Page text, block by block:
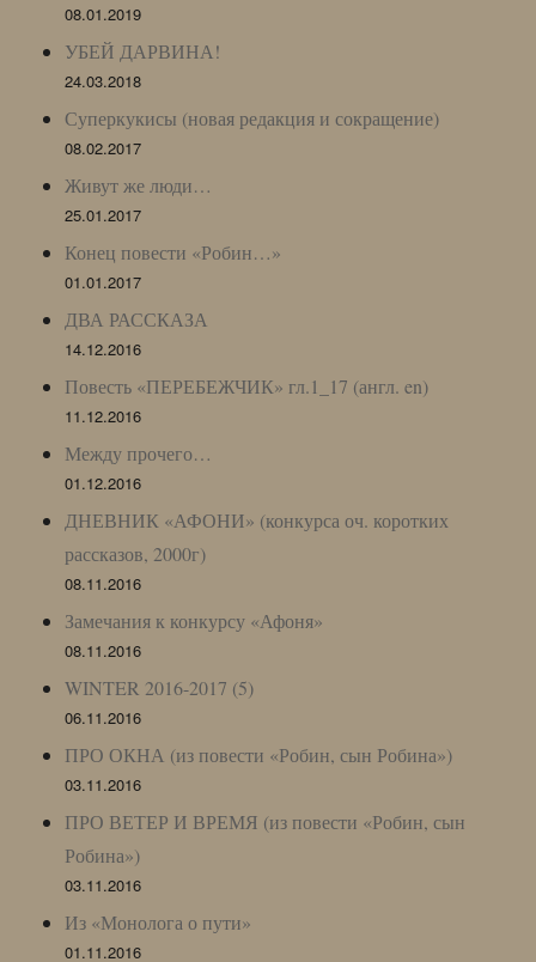
08.01.2019
УБЕЙ ДАРВИНА!
24.03.2018
Суперкукисы (новая редакция и сокращение)
08.02.2017
Живут же люди…
25.01.2017
Конец повести «Робин…»
01.01.2017
ДВА РАССКАЗА
14.12.2016
Повесть «ПЕРЕБЕЖЧИК» гл.1_17 (англ. en)
11.12.2016
Между прочего…
01.12.2016
ДНЕВНИК «АФОНИ» (конкурса оч. коротких
рассказов, 2000г)
08.11.2016
Замечания к конкурсу «Афоня»
08.11.2016
WINTER 2016-2017 (5)
06.11.2016
ПРО ОКНА (из повести «Робин, сын Робина»)
03.11.2016
ПРО ВЕТЕР И ВРЕМЯ (из повести «Робин, сын
Робина»)
03.11.2016
Из «Монолога о пути»
01.11.2016